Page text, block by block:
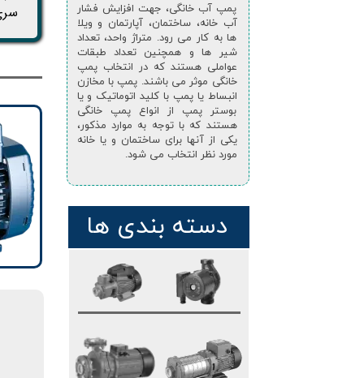
پمپ آب خانگی، جهت افزایش فشار
آب خانه، ساختمان، آپارتمان و ویلا
ها به کار می رود. متراژ واحد، تعداد
شیر ها و همچنین تعداد طبقات
عواملی هستند که در انتخاب پمپ
خانگی موثر می باشند. پمپ با مخازن
انبساط یا پمپ با کلید اتوماتیک و یا
بوستر پمپ از انواع پمپ خانگی
هستند که با توجه به موارد مذکور،
یکی از آنها برای ساختمان و یا خانه
مورد نظر انتخاب می شود.
دسته بندی ها